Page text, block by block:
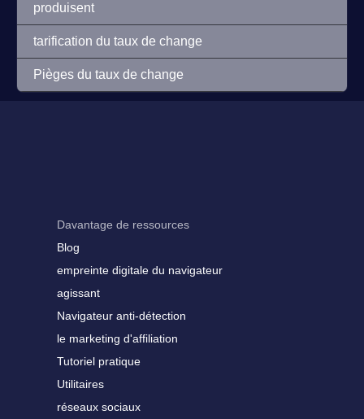
produisent
tarification du taux de change
Pièges du taux de change
Davantage de ressources
Blog
empreinte digitale du navigateur
agissant
Navigateur anti-détection
le marketing d'affiliation
Tutoriel pratique
Utilitaires
réseaux sociaux